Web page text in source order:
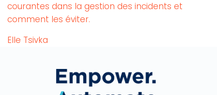
courantes dans la gestion des incidents et
comment les éviter.
Elle Tsivka